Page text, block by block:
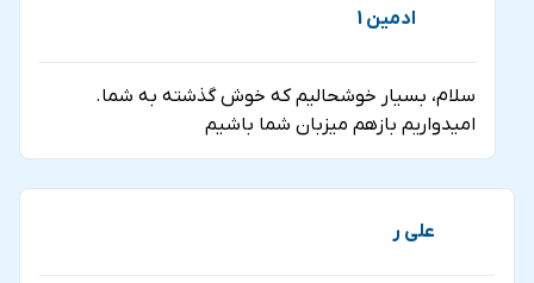
کابین بیسیک و یا استاندارد چرخ و فلک دبی
کابین لانژ پلاس چرخ و فلک عین دبی
کابین‌های لانژ پلاس تفاوت زیادی با کابین‌های استاندارد
ادمین 1
سلام، بسیار خوشحالیم که خوش گذشته به شما.
امیدواریم بازهم میزبان شما باشیم
علی ر